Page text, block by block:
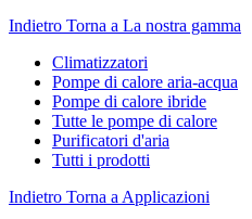
Indietro Torna a La nostra gamma
Climatizzatori
Pompe di calore aria-acqua
Pompe di calore ibride
Tutte le pompe di calore
Purificatori d'aria
Tutti i prodotti
Indietro Torna a Applicazioni